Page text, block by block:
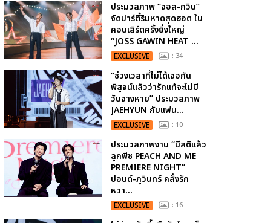
ประมวลภาพ “จอส-กวิน”
จัดปาร์ตี้ริมหาดสุดฮอต ใน
คอนเสิร์ตครั้งยิ่งใหญ่
“JOSS GAWIN HEAT ...
EXCLUSIVE : 34
“ช่วงเวลาที่ไม่ได้เจอกัน
พิสูจน์แล้วว่ารักแท้จะไม่มี
วันจางหาย” ประมวลภาพ
JAEHYUN กับแฟน...
EXCLUSIVE : 10
ประมวลภาพงาน “มีสติแล้ว
ลูกพีช PEACH AND ME
PREMIERE NIGHT”
ปอนด์-ภูวินทร์ คลั่งรัก
หวา...
EXCLUSIVE : 16